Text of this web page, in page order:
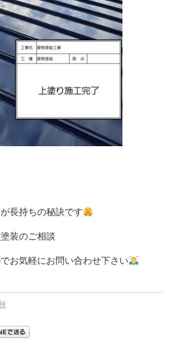
長持ちの秘訣です
装のご相談
お気軽にお問い合わせ下さい‍‍